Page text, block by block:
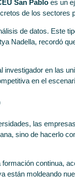
San Pablo es un
de los sectores
de datos. Este
Nadella, recordó
en las
en el
las
sino de hacerlo
continua,
están moldeando